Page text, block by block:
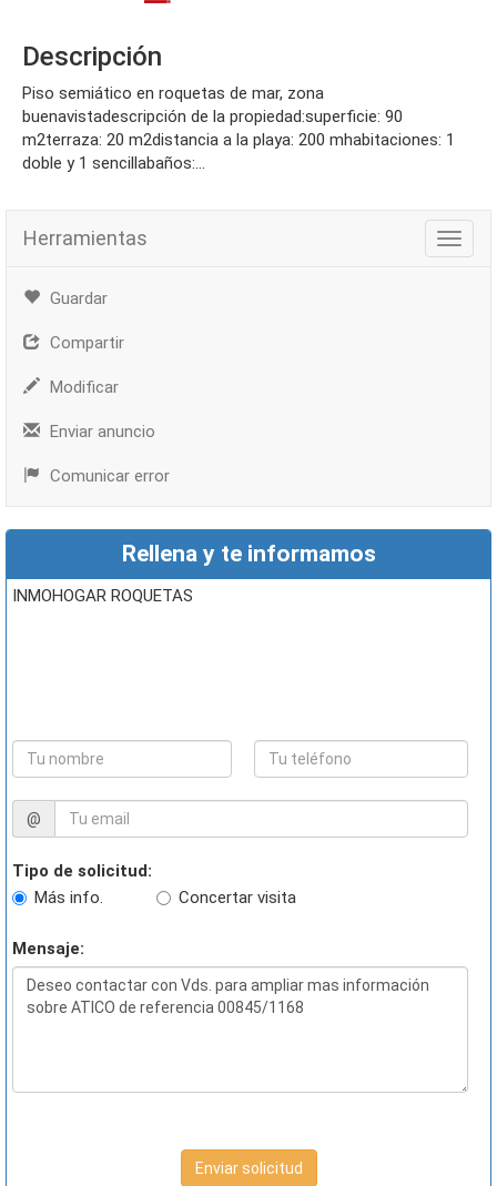
Descripción
piso semiático en roquetas de mar, zona
buenavistadescripción de la propiedad:superficie: 90
m2terraza: 20 m2distancia a la playa: 200 mhabitaciones: 1
doble y 1 sencillabaños:...
Herramientas
Guardar
Compartir
Modificar
Enviar anuncio
Comunicar error
Rellena y te informamos
INMOHOGAR ROQUETAS
@
Tipo de solicitud:
Más info.
Concertar visita
Mensaje:
Enviar solicitud